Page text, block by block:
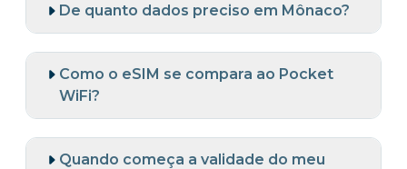
De quanto dados preciso em Mônaco?
Como o eSIM se compara ao Pocket
WiFi?
Quando começa a validade do meu